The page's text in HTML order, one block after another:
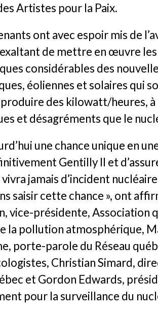
Artistes pour la Paix.
ont avec espoir mis de
de mettre en œuvre
considérables des
éoliennes et solaires qui
des kilowatt/heures,
et désagréments que le
une chance unique en
Gentilly II et
jamais d’incident
saisir cette chance », ont
vice-présidente, Association
la pollution atmosphérique,
porte-parole du Réseau
Christian Simard,
et Gordon Edwards,
pour la surveillance du